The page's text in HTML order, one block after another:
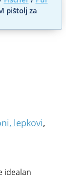
pištolj za
lepkovi,
idealan